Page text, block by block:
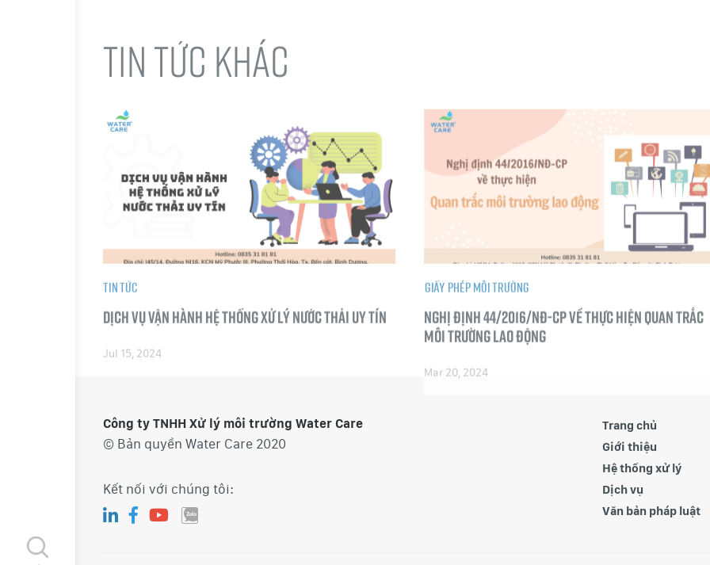
TIN TỨC KHÁC
Tin tức
Dịch vụ vận hành hệ thống xử lý nước thải uy tín
Jul 15, 2024
Giấy phép môi trường
Nghị định 44/2016/NĐ-CP về thực hiện Quan trắc
môi trường lao động
Mar 20, 2024
Công ty TNHH Xử lý môi trường Water Care
© Bản quyền Water Care 2020
Kết nối với chúng tôi:
Trang chủ
Giới thiệu
Hệ thống xử lý
Dịch vụ
Văn bản pháp luật